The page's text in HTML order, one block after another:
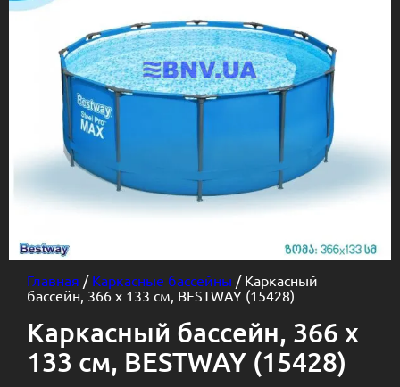
Главная / Каркасные бассейны / Каркасный
бассейн, 366 х 133 см, BESTWAY (15428)
Каркасный бассейн, 366 х
133 см, BESTWAY (15428)